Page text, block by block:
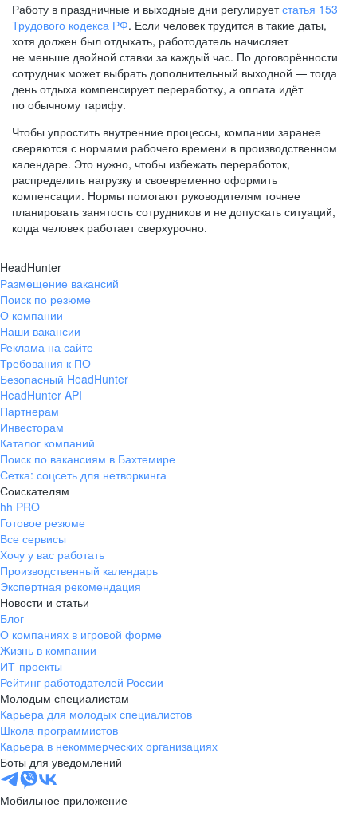
Работу в праздничные и выходные дни регулируетстатья 153
Трудового кодекса РФ. Если человек трудится в такие даты,
хотя должен был отдыхать, работодатель начисляет
не меньше двойной ставки за каждый час. По договорённости
сотрудник может выбрать дополнительный выходной — тогда
день отдыха компенсирует переработку, а оплата идёт
по обычному тарифу.
Чтобы упростить внутренние процессы, компании заранее
сверяются с нормами рабочего времени в производственном
календаре. Это нужно, чтобы избежать переработок,
распределить нагрузку и своевременно оформить
компенсации. Нормы помогают руководителям точнее
планировать занятость сотрудников и не допускать ситуаций,
когда человек работает сверхурочно.
HeadHunter
Размещение вакансий
Поиск по резюме
О компании
Наши вакансии
Реклама на сайте
Требования к ПО
Безопасный HeadHunter
HeadHunter API
Партнерам
Инвесторам
Каталог компаний
Поиск по вакансиям в Бахтемире
Сетка: соцсеть для нетворкинга
Соискателям
hh PRO
Готовое резюме
Все сервисы
Хочу у вас работать
Производственный календарь
Экспертная рекомендация
Новости и статьи
Блог
О компаниях в игровой форме
Жизнь в компании
ИТ-проекты
Рейтинг работодателей России
Молодым специалистам
Карьера для молодых специалистов
Школа программистов
Карьера в некоммерческих организациях
Боты для уведомлений
Мобильное приложение